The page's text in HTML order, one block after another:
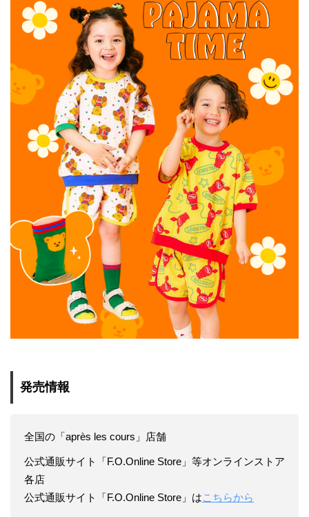
発売情報
全国の「après les cours」店舗
公式通販サイト「F.O.Online Store」等オンラインストア
各店
公式通販サイト「F.O.Online Store」はこちらから